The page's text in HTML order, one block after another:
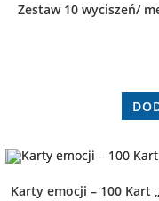
Zestaw 10 wyciszeń/
Karty emocji – 100 Kart